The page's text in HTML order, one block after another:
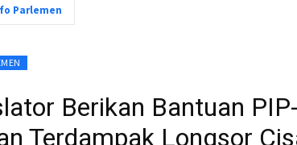
Parlemen
Berikan Bantuan
Terdampak Longsor